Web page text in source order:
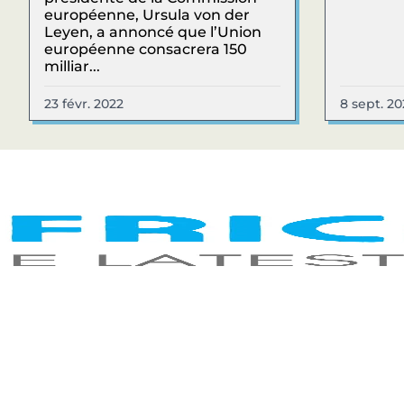
européenne, Ursula von der
Leyen, a annoncé que l’Union
européenne consacrera 150
milliar...
23 févr. 2022 8 sept.